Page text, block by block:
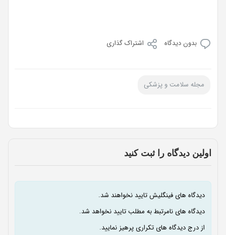
بدون دیدگاه اشتراک گذاری
مجله سلامت و پزشکی
اولین دیدگاه را ثبت کنید
دیدگاه های فینگلیش تایید نخواهند شد.
دیدگاه های نامرتبط به مطلب تایید نخواهد شد.
از درج دیدگاه های تکراری پرهیز نمایید.